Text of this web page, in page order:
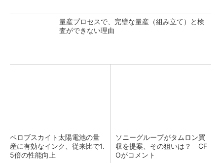
量産プロセスで、完璧な量産（組み立て）と検
査ができない理由
ペロブスカイト太陽電池の量
産に有効なインク、従来比で1.
5倍の性能向上
ソニーグループがタムロン買
収を提案、その狙いは？ CF
Oがコメント